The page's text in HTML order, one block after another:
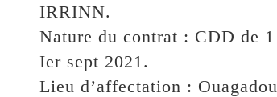
IRRINN.
Nature du contrat : CDD de
Ier sept 2021.
Lieu d’affectation :